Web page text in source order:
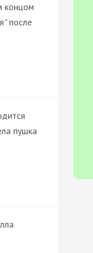
концом
после
пушка